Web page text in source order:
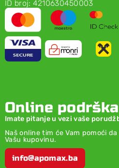
ID broj: 4210630450003
Online podrška
Imate pitanje u vezi vaše
Naš online tim će Vam pomoći
Vašu kupovinu.
info@apomax.ba